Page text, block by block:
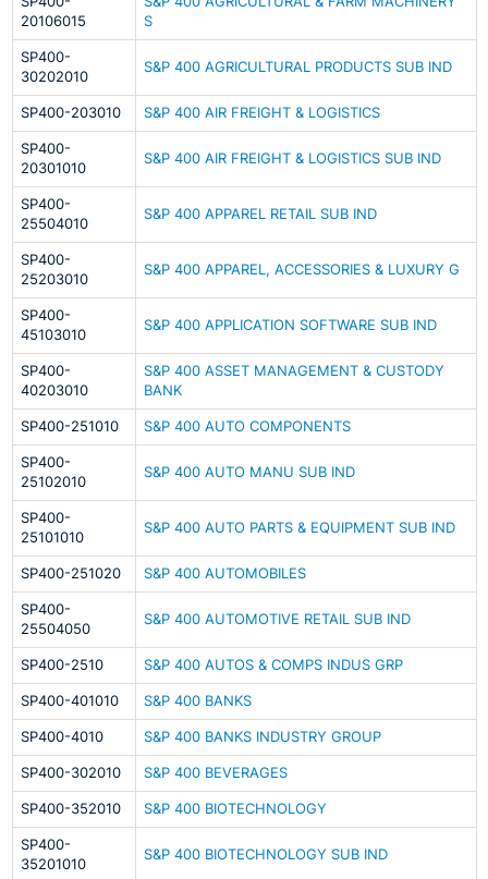
20106015
S
SP400-
30202010
S&P 400 AGRICULTURAL PRODUCTS SUB IND
SP400-203010 S&P 400 AIR FREIGHT & LOGISTICS
SP400-
20301010
S&P 400 AIR FREIGHT & LOGISTICS SUB IND
SP400-
25504010
S&P 400 APPAREL RETAIL SUB IND
SP400-
25203010
S&P 400 APPAREL, ACCESSORIES & LUXURY G
SP400-
45103010
S&P 400 APPLICATION SOFTWARE SUB IND
SP400-
40203010
S&P 400 ASSET MANAGEMENT & CUSTODY
BANK
SP400-251010 S&P 400 AUTO COMPONENTS
SP400-
25102010
S&P 400 AUTO MANU SUB IND
SP400-
25101010
S&P 400 AUTO PARTS & EQUIPMENT SUB IND
SP400-251020 S&P 400 AUTOMOBILES
SP400-
25504050
S&P 400 AUTOMOTIVE RETAIL SUB IND
SP400-2510 S&P 400 AUTOS & COMPS INDUS GRP
SP400-401010 S&P 400 BANKS
SP400-4010 S&P 400 BANKS INDUSTRY GROUP
SP400-302010 S&P 400 BEVERAGES
SP400-352010 S&P 400 BIOTECHNOLOGY
SP400-
35201010
S&P 400 BIOTECHNOLOGY SUB IND